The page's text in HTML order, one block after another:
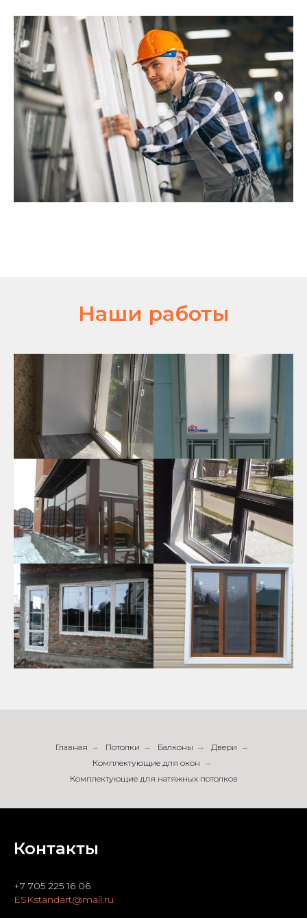
Наши работы
Главная → Потолки → Балконы → Двери →
Комплектующие для окон →
Комплектующие для натяжных потолков
Контакты
+7 705 225 16 06
ESKstandart@mail.ru